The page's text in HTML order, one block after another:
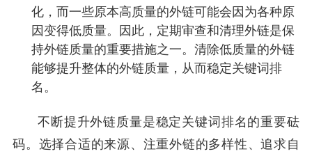
化，而一些原本高质量的外链可能会因为各种原
因变得低质量。因此，定期审查和清理外链是保
持外链质量的重要措施之一。清除低质量的外链
能够提升整体的外链质量，从而稳定关键词排
名。
不断提升外链质量是稳定关键词排名的重要砝
码。选择合适的来源、注重外链的多样性、追求自